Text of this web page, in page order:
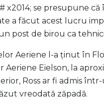
x2014; se presupune
a făcut acest lucru
post de birou ca
Aeriene l-a ținut în
Eielson, la
Ross ar fi admis
vreodată zăpadă.